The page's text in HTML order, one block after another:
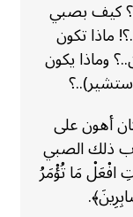
كيف بصبي
ماذا تكون
وماذا يكون
أهون على
ذلك الصبي
افْعَلْ مَا تُؤْمَرُ